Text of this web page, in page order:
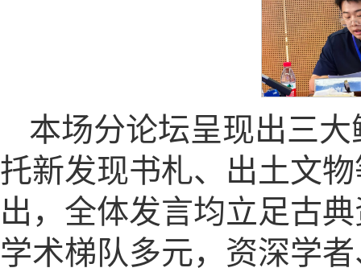
本场分论坛呈现出三
托新发现书札、出土文
出，全体发言均立足古
学术梯队多元，资深学